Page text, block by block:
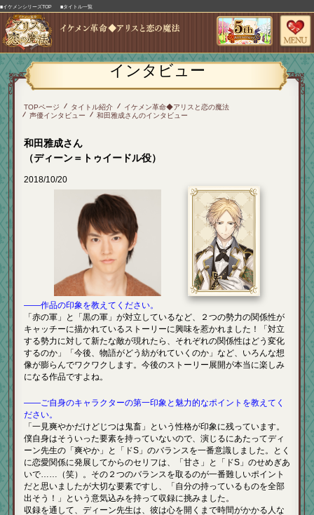
■イケメンシリーズTOP ■タイトル一覧
インタビュー
TOPページ タイトル紹介
イケメン革命◆アリスと恋の魔法
声優インタビュー
和田雅成さんのインタビュー
和田雅成さん
（ディーン＝トゥイードル役）
2018/10/20
――作品の印象を教えてください。
「赤の軍」と「黒の軍」が対立しているなど、２つの勢力の関係性が
キャッチーに描かれているストーリーに興味を惹かれました！「対立
する勢力に対して新たな敵が現れたら、それぞれの関係性はどう変化
するのか」「今後、物語がどう紡がれていくのか」など、いろんな想
像が膨らんでワクワクします。今後のストーリー展開が本当に楽しみ
になる作品ですよね。
――ご自身のキャラクターの第一印象と魅力的なポイントを教えてく
ださい。
「一見爽やかだけどじつは鬼畜」という性格が印象に残っています。
僕自身はそういった要素を持っていないので、演じるにあたってディ
ーン先生の「爽やか」と「ドS」のバランスを一番意識しました。とく
に恋愛関係に発展してからのセリフは、「甘さ」と「ドS」のせめぎあ
いで……（笑）。その２つのバランスを取るのが一番難しいポイント
だと思いましたが大切な要素ですし、「自分の持っているものを全部
出そう！」という意気込みを持って収録に挑みました。
収録を通して、ディーン先生は、彼は心を開くまで時間がかかる人な